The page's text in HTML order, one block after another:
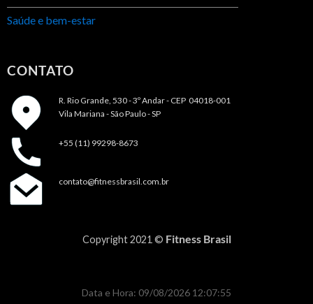
Saúde e bem-estar
CONTATO
R. Rio Grande, 530 - 3º Andar - CEP 04018-001
Vila Mariana - São Paulo - SP
+55 (11) 99298-8673
contato@fitnessbrasil.com.br
Copyright 2021 © Fitness Brasil
Data e Hora: 09/08/2026 12:07:55